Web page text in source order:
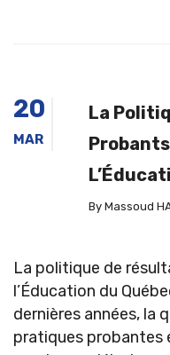
20
MAR
La
By Massoud
La politique de
l’Éducation du
dernières années, la
pratiques probantes